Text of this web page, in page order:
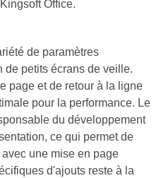
Office.
de paramètres
de petits écrans de veille.
page et de retour à la ligne
pour la performance. Le
du développement
ce qui permet de
une mise en page
d'ajouts reste à la